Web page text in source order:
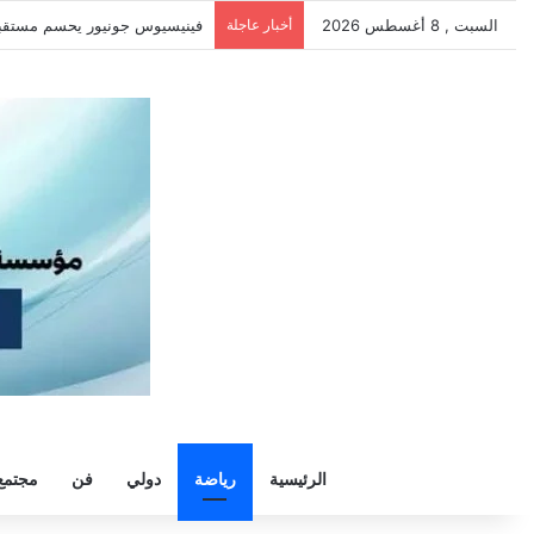
السبت , 8 أغسطس 2026 أخبار عاجلة سيلتيك يكثف مفاوضاته
الرئيسية رياضة دولي فن